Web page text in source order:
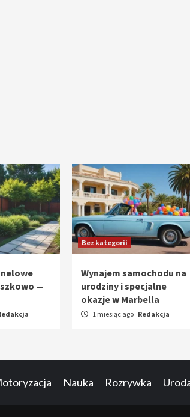
—
Bez kategorii
Wynajem samochodu na
urodziny i specjalne
okazje w Marbella
1 miesiąc ago Redakcja
Nauka Rozrywka